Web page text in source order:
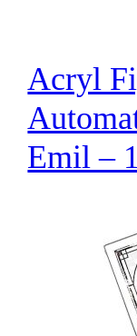
Acryl
Emil –